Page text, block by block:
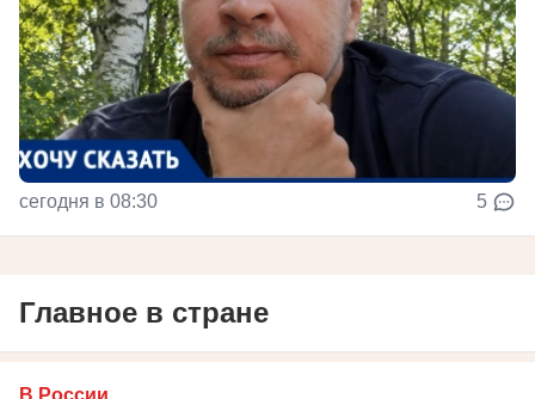
сегодня в 08:30 5
Главное в стране
В России